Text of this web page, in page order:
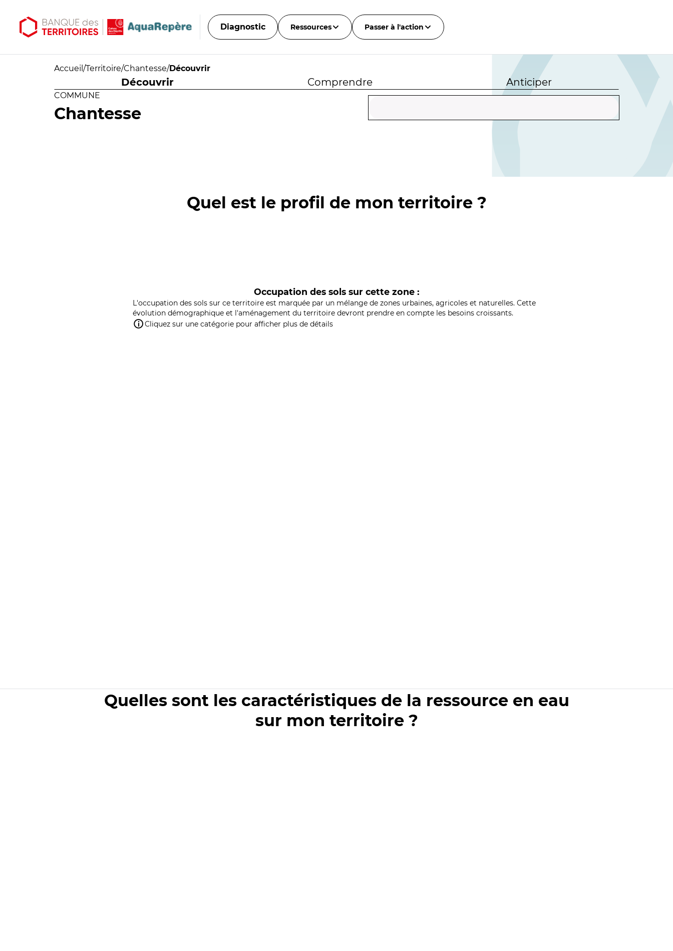
Diagnostic Ressources Passer à l'action
Accueil /Territoire/Chantesse/Découvrir
Découvrir Comprendre Anticiper
COMMUNE
Chantesse
Quel est le profil de mon territoire ?
Occupation des sols sur cette zone :
L'occupation des sols sur ce territoire est marquée par un mélange de zones urbaines, agricoles et naturelles. Cette
évolution démographique et l'aménagement du territoire devront prendre en compte les besoins croissants.
Cliquez sur une catégorie pour afficher plus de détails
Quelles sont les caractéristiques de la ressource en eau
sur mon territoire ?